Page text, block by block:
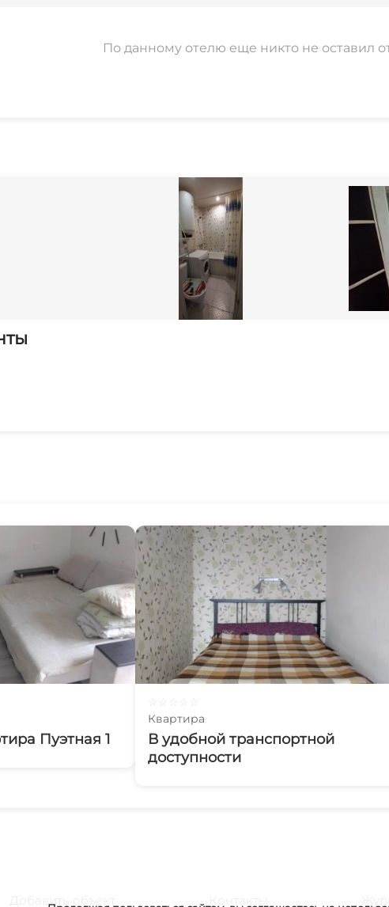
По данному отелю еще никто не оставил
Пуэтная 1
Квартира
В удобной транспортной
доступности
Добавить объект